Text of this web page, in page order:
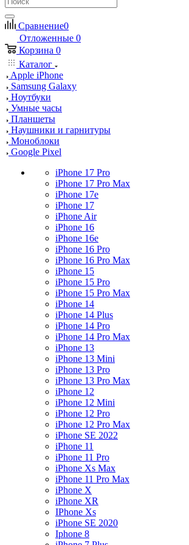
Сравнение0
Отложенные 0
Корзина 0
Каталог
Apple iPhone
Samsung Galaxy
Ноутбуки
Умные часы
Планшеты
Наушники и гарнитуры
Моноблоки
Google Pixel
iPhone 17 Pro
iPhone 17 Pro Max
iPhone 17e
iPhone 17
iPhone Air
iPhone 16
iPhone 16e
iPhone 16 Pro
iPhone 16 Pro Max
iPhone 15
iPhone 15 Pro
iPhone 15 Pro Max
iPhone 14
iPhone 14 Plus
iPhone 14 Pro
iPhone 14 Pro Max
iPhone 13
iPhone 13 Mini
iPhone 13 Pro
iPhone 13 Pro Max
iPhone 12
iPhone 12 Mini
iPhone 12 Pro
iPhone 12 Pro Max
iPhone SE 2022
iPhone 11
iPhone 11 Pro
iPhone Xs Max
iPhone 11 Pro Max
iPhone X
iPhone XR
IPhone Xs
iPhone SE 2020
Iphone 8